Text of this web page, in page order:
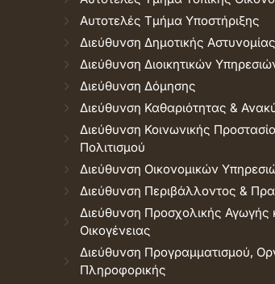
Αυτοτελές Τμήμα Υποστήριξης
Διεύθυνση Δημοτικής Αστυνομίας
Διεύθυνση Διοικητικών
Διεύθυνση Δόμησης
Διεύθυνση Καθαριότητας &
Διεύθυνση Κοινωνικής
Πολιτισμού
Διεύθυνση Οικονομικών
Διεύθυνση Περιβάλλοντος &
Διεύθυνση Προσχολικής Αγωγής
Οικογένειας
Διεύθυνση Προγραμματισμού,
Πληροφορικής